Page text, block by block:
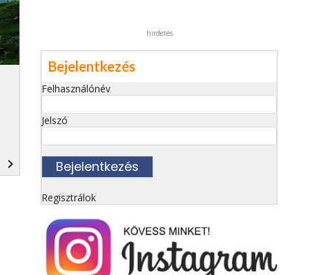
navigate_next
hirdetés
Bejelentkezés
Felhasználónév
Jelszó
Regisztrálok